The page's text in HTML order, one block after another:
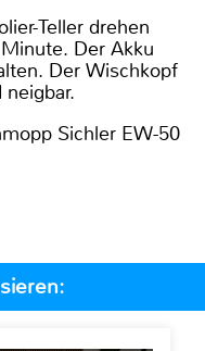
Teller drehen
Der Akku
Der Wischkopf
Sichler EW-50